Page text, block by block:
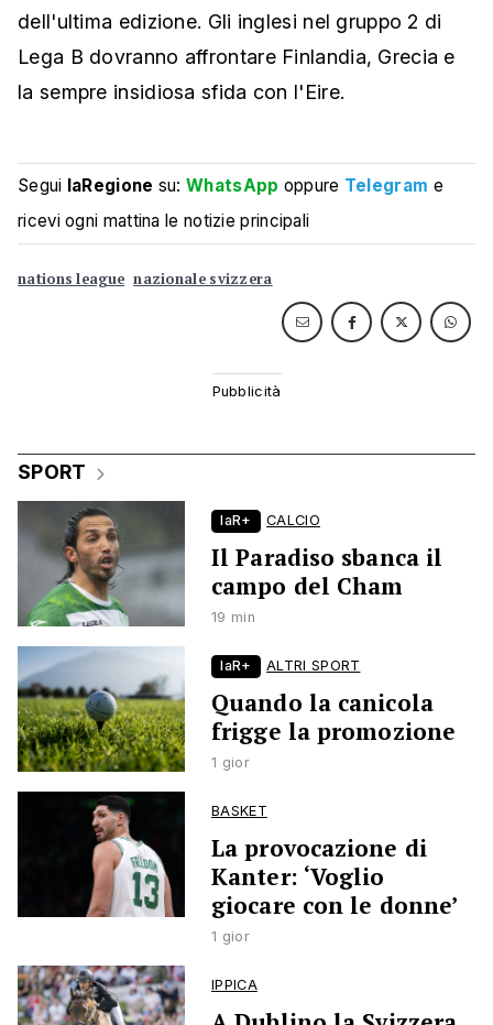
dell'ultima edizione. Gli inglesi nel gruppo 2 di
Lega B dovranno affrontare Finlandia, Grecia e
la sempre insidiosa sfida con l'Eire.
Segui laRegione su:WhatsApp oppure Telegram e
ricevi ogni mattina le notizie principali
nations league nazionale svizzera
SPORT
laR+ CALCIO
Il Paradiso sbanca il
campo del Cham
19 min
laR+ ALTRI SPORT
Quando la canicola
frigge la promozione
1 gior
BASKET
La provocazione di
Kanter: ‘Voglio
giocare con le donne’
1 gior
IPPICA